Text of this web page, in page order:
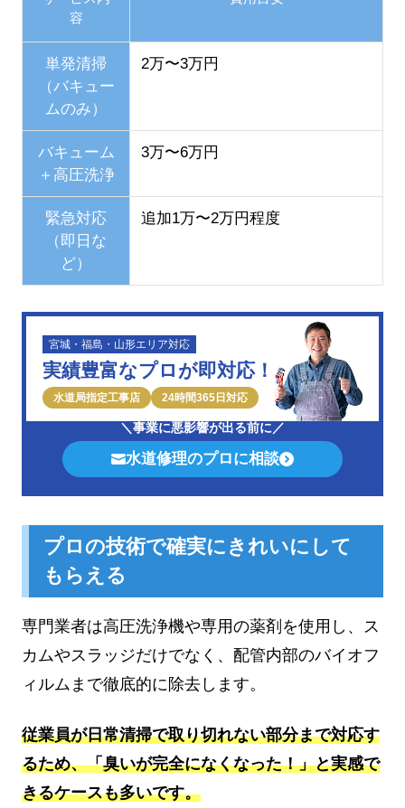
容
単発清掃
（バキュー
ムのみ）
2万〜3万円
バキューム
＋高圧洗浄
3万〜6万円
緊急対応
（即日な
ど）
追加1万〜2万円程度
宮城・福島・山形エリア対応
実績豊富なプロが即対応！
水道局指定工事店 24時間365日対応
＼事業に悪影響が出る前に／
水道修理のプロに相談
プロの技術で確実にきれいにして
もらえる
専門業者は高圧洗浄機や専用の薬剤を使用し、ス
カムやスラッジだけでなく、配管内部のバイオフ
ィルムまで徹底的に除去します。
従業員が日常清掃で取り切れない部分まで対応す
るため、「臭いが完全になくなった！」と実感で
きるケースも多いです。